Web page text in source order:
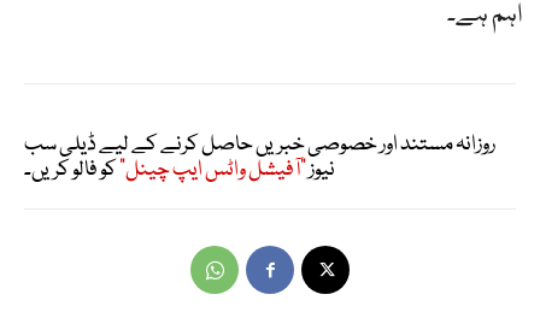
اہم ہے۔
روزانہ مستند اور خصوصی خبریں حاصل کرنے کے لیے ڈیلی سب
نیوز"آفیشل واٹس ایپ چینل"کو فالو کریں۔